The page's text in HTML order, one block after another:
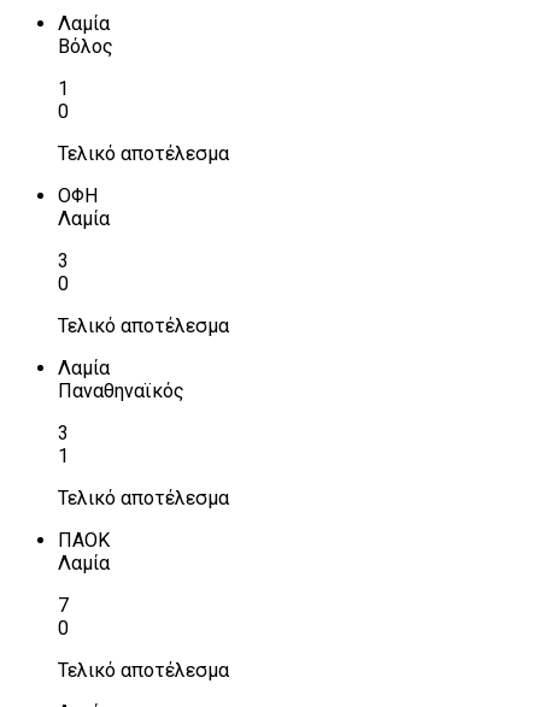
Λαμία
Βόλος
1
0
Τελικό αποτέλεσμα
ΟΦΗ
Λαμία
3
0
Τελικό αποτέλεσμα
Λαμία
Παναθηναϊκός
3
1
Τελικό αποτέλεσμα
ΠΑΟΚ
Λαμία
7
0
Τελικό αποτέλεσμα